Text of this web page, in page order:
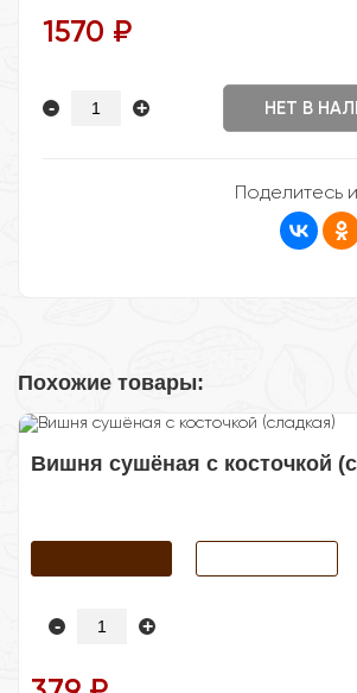
1570 ₽
- + НЕТ В
Поделитесь
Похожие товары:
Вишня сушёная с косточкой
- +